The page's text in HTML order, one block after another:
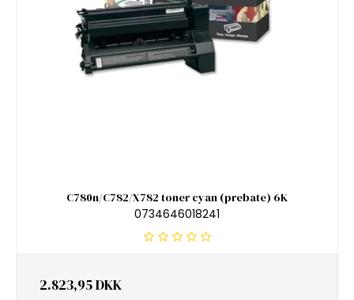
C780n/C782/X782 toner cyan (prebate) 6K
0734646018241
2.823,95 DKK